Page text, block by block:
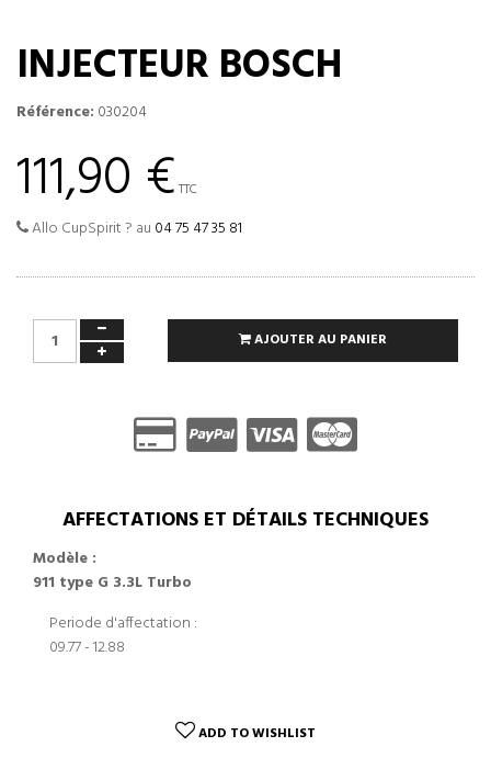
INJECTEUR BOSCH
Référence: 030204
111,90 € TTC
Allo CupSpirit ? au 04 75 47 35 81
AJOUTER AU PANIER
AFFECTATIONS ET DÉTAILS TECHNIQUES
Modèle :
911 type G 3.3L Turbo
Periode d'affectation :
09.77 - 12.88
ADD TO WISHLIST